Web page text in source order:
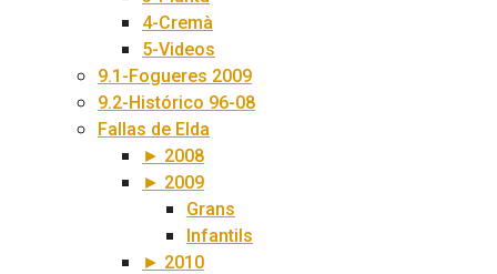
4-Cremà
5-Videos
9.1-Fogueres 2009
9.2-Histórico 96-08
Fallas de Elda
► 2008
► 2009
Grans
Infantils
► 2010